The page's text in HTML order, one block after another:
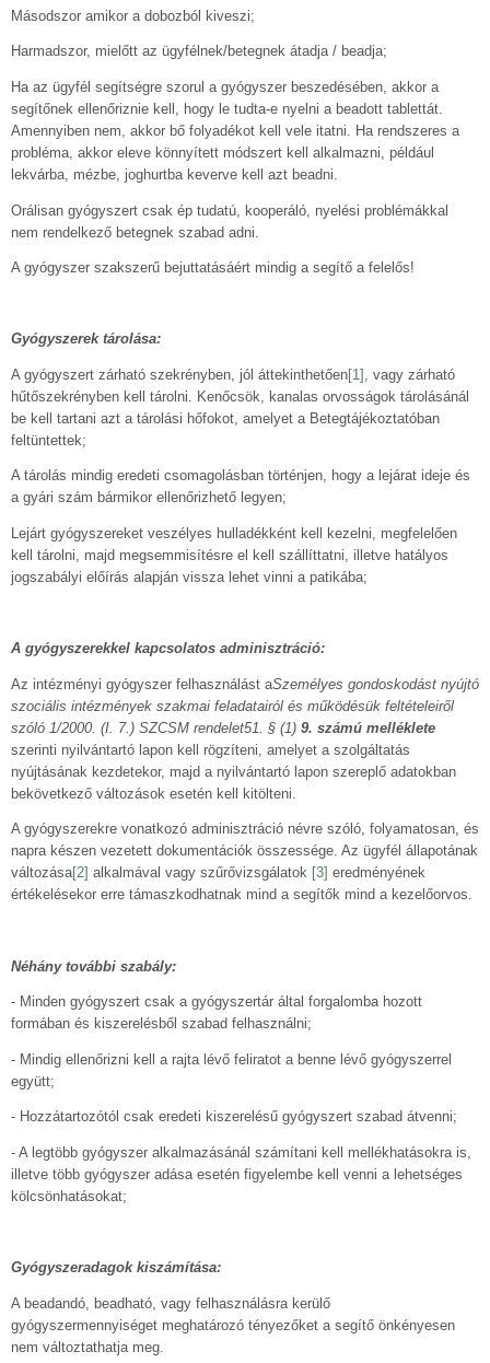
Másodszor amikor a dobozból kiveszi;
Harmadszor, mielőtt az ügyfélnek/betegnek átadja / beadja;
Ha az ügyfél segítségre szorul a gyógyszer beszedésében, akkor a
segítőnek ellenőriznie kell, hogy le tudta-e nyelni a beadott tablettát.
Amennyiben nem, akkor bő folyadékot kell vele itatni. Ha rendszeres a
probléma, akkor eleve könnyített módszert kell alkalmazni, például
lekvárba, mézbe, joghurtba keverve kell azt beadni.
Orálisan gyógyszert csak ép tudatú, kooperáló, nyelési problémákkal
nem rendelkező betegnek szabad adni.
A gyógyszer szakszerű bejuttatásáért mindig a segítő a felelős!
Gyógyszerek tárolása:
A gyógyszert zárható szekrényben, jól áttekinthetően[1]
, vagy zárható
hűtőszekrényben kell tárolni. Kenőcsök, kanalas orvosságok tárolásánál
be kell tartani azt a tárolási hőfokot, amelyet a Betegtájékoztatóban
feltüntettek;
A tárolás mindig eredeti csomagolásban történjen, hogy a lejárat ideje és
a gyári szám bármikor ellenőrizhető legyen;
Lejárt gyógyszereket veszélyes hulladékként kell kezelni, megfelelően
kell tárolni, majd megsemmisítésre el kell szállíttatni, illetve hatályos
jogszabályi előírás alapján vissza lehet vinni a patikába;
A gyógyszerekkel kapcsolatos adminisztráció:
Az intézményi gyógyszer felhasználást aSzemélyes gondoskodást nyújtó
szociális intézmények szakmai feladatairól és működésük feltételeiről
szóló 1/2000. (I. 7.) SZCSM rendelet51. § (1) 9. számú melléklete
szerinti nyilvántartó lapon kell rögzíteni, amelyet a szolgáltatás
nyújtásának kezdetekor, majd a nyilvántartó lapon szereplő adatokban
bekövetkező változások esetén kell kitölteni.
A gyógyszerekre vonatkozó adminisztráció névre szóló, folyamatosan, és
napra készen vezetett dokumentációk összessége. Az ügyfél állapotának
változása[2] alkalmával vagy szűrővizsgálatok [3] eredményének
értékelésekor erre támaszkodhatnak mind a segítők mind a kezelőorvos.
Néhány további szabály:
- Minden gyógyszert csak a gyógyszertár által forgalomba hozott
formában és kiszerelésből szabad felhasználni;
- Mindig ellenőrizni kell a rajta lévő feliratot a benne lévő gyógyszerrel
együtt;
- Hozzátartozótól csak eredeti kiszerelésű gyógyszert szabad átvenni;
- A legtöbb gyógyszer alkalmazásánál számítani kell mellékhatásokra is,
illetve több gyógyszer adása esetén figyelembe kell venni a lehetséges
kölcsönhatásokat;
Gyógyszeradagok kiszámítása:
A beadandó, beadható, vagy felhasználásra kerülő
gyógyszermennyiséget meghatározó tényezőket a segítő önkényesen
nem változtathatja meg.